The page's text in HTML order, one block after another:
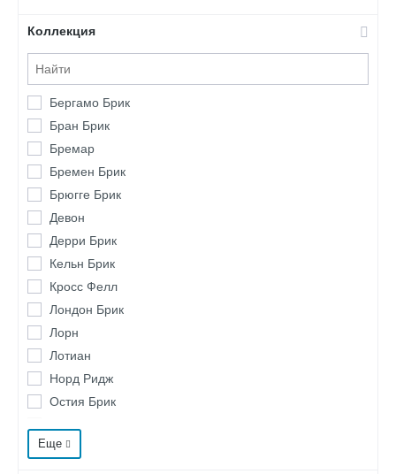
Коллекция
Бергамо Брик
Бран Брик
Бремар
Бремен Брик
Брюгге Брик
Девон
Дерри Брик
Кельн Брик
Кросс Фелл
Лондон Брик
Лорн
Лотиан
Норд Ридж
Остия Брик
Терамо Брик
Еще